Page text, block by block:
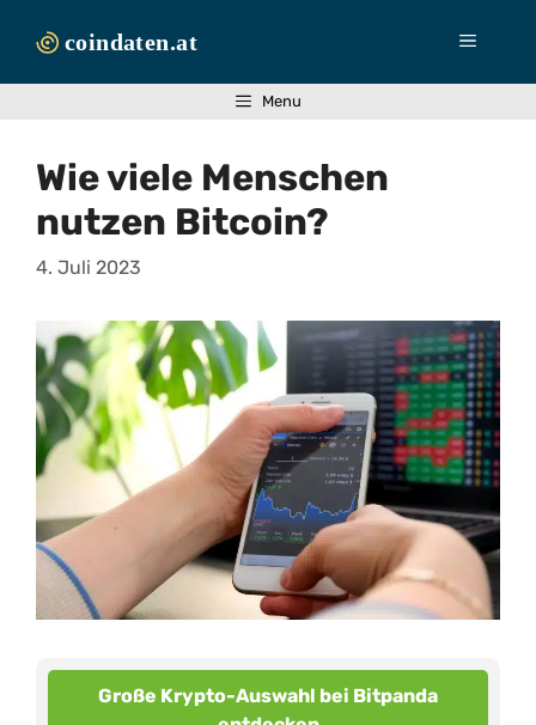
Inhalt
Menü
Menu
Wie viele Menschen
nutzen Bitcoin?
4. Juli 2023
Große Krypto-Auswahl bei Bitpanda